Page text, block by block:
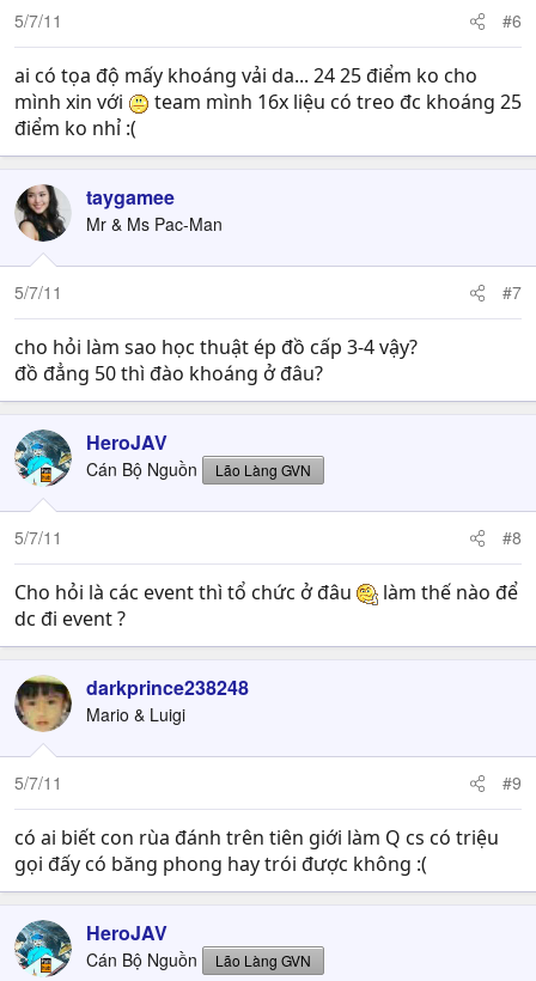
5/7/11 #6
ai có tọa độ mấy khoáng vải da... 24 25 điểm ko cho
mình xin với
team mình 16x liệu có treo đc khoáng 25
điểm ko nhỉ :(
taygamee
Mr & Ms Pac-Man
5/7/11 #7
cho hỏi làm sao học thuật ép đồ cấp 3-4 vậy?
đồ đẳng 50 thì đào khoáng ở đâu?
HeroJAV
Cán Bộ Nguồn Lão Làng GVN
5/7/11 #8
Cho hỏi là các event thì tổ chức ở đâu
làm thế nào để
dc đi event ?
darkprince238248
Mario & Luigi
5/7/11 #9
có ai biết con rùa đánh trên tiên giới làm Q cs có triệu
gọi đấy có băng phong hay trói được không :(
HeroJAV
Cán Bộ Nguồn Lão Làng GVN